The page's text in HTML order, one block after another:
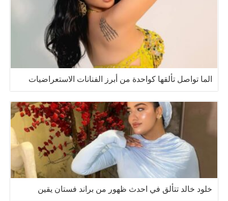
الما تواصل تألقها كواحدة من أبرز الفنانات الاستعراضيات
خلود خالد تتألق في احدث ظهور من براند فستان يقين